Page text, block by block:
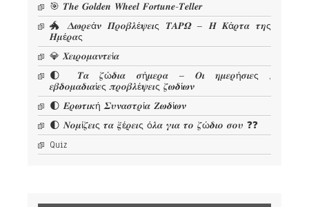
🎯 𝑻𝒉𝒆 𝑮𝒐𝒍𝒅𝒆𝒏 𝑾𝒉𝒆𝒆𝒍 𝑭𝒐𝒓𝒕𝒖𝒏𝒆-𝑻𝒆𝒍𝒍𝒆𝒓
🐲 𝜟𝝎𝝆𝜺ά𝝂 𝜫𝝆𝝄𝜷𝝀έ𝝍𝜺𝜾ς 𝜯𝜜𝜬𝜴 – 𝜢 𝜥ά𝝆𝝉𝜶 𝝉𝜼ς
𝜢𝝁έ𝝆𝜶ς
💎 𝜲𝜺𝜾𝝆𝝄𝝁𝜶𝝂𝝉𝜺ί𝜶
🌓 𝜯𝜶 𝜻ώ𝜹𝜾𝜶 𝝈ή𝝁𝜺𝝆𝜶 – 𝜪𝜾 𝜼𝝁𝜺𝝆ή𝝈𝜾𝜺ς ,
𝜺𝜷𝜹𝝄𝝁𝜶𝜹𝜾𝜶ί𝜺ς 𝝅𝝆𝝄𝜷𝝀έ𝝍𝜺𝜾ς 𝜻𝝎𝜹ί𝝎𝝂
🌓 𝜠𝝆𝝎𝝉𝜾𝜿ή 𝜮𝝊𝝂𝜶𝝈𝝉𝝆ί𝜶 𝜡𝝎𝜹ί𝝎𝝂
🌓 𝜨𝝄𝝁ί𝜻𝜺𝜾ς 𝝉𝜶 𝝃έ𝝆𝜺𝜾ς ό𝝀𝜶 𝜸𝜾𝜶 𝝉𝝄 𝜻ώ𝜹𝜾𝝄 𝝈𝝄𝝊 ❓❓
Quiz